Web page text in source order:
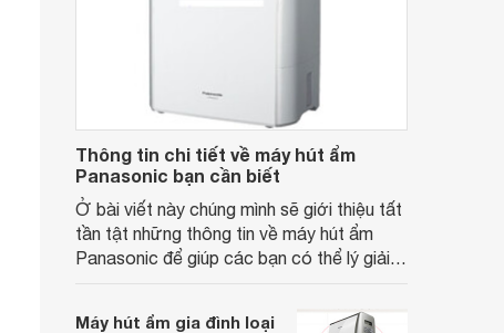
Thông tin chi tiết về máy hút ẩm
Panasonic bạn cần biết
Ở bài viết này chúng mình sẽ giới thiệu tất
tần tật những thông tin về máy hút ẩm
Panasonic để giúp các bạn có thể lý giải
Máy hút ẩm gia đình loại